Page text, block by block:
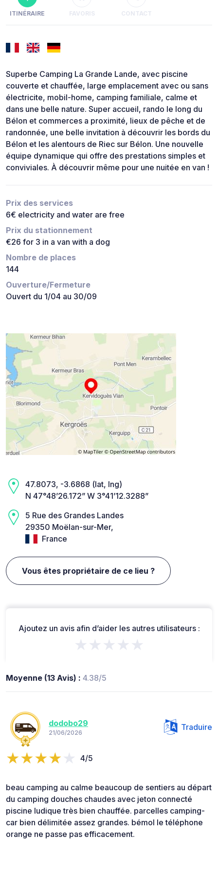
ITINÉRAIRE FAVORIS CONTACT
Superbe Camping La Grande Lande, avec piscine
couverte et chauffée, large emplacement avec ou sans
électricite, mobil-home, camping familiale, calme et
dans une belle nature. Super accueil, rando le long du
Bélon et commerces a proximité, lieux de pêche et de
randonnée, une belle invitation à découvrir les bords du
Bélon et les alentours de Riec sur Bélon. Une nouvelle
équipe dynamique qui offre des prestations simples et
conviviales. À découvrir même pour une nuitée en van !
Prix des services
6€ electricity and water are free
Prix du stationnement
€26 for 3 in a van with a dog
Nombre de places
144
Ouverture/Fermeture
Ouvert du 1/04 au 30/09
47.8073, -3.6868 (lat, lng)
N 47°48’26.172” W 3°41’12.3288”
5 Rue des Grandes Landes
29350 Moëlan-sur-Mer,
France
Vous êtes propriétaire de ce lieu ?
Ajoutez un avis afin d’aider les autres utilisateurs :
★★★★★
Moyenne (13 Avis) : 4.38/5
dodobo29
21/06/2026
Traduire
4/5
beau camping au calme beaucoup de sentiers au départ
du camping douches chaudes avec jeton connecté
piscine ludique très bien chauffée. parcelles camping-
car bien délimitée assez grandes. bémol le téléphone
orange ne passe pas efficacement.